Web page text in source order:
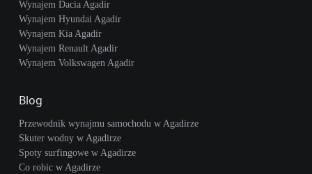
Wynajem Dacia Agadir
Wynajem Hyundai Agadir
Wynajem Kia Agadir
Wynajem Renault Agadir
Wynajem Volkswagen Agadir
Blog
Przewodnik wynajmu samochodu w Agadirze
Skuter wodny w Agadirze
Spoty surfingowe w Agadirze
Co robic w Agadirze